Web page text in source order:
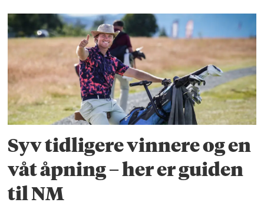
Syv tidligere vinnere og en
våt åpning – her er guiden
til NM